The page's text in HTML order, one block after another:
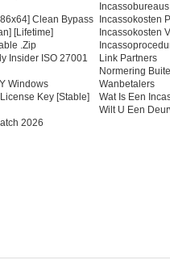
Clean Bypass
[Lifetime]
.zip
Insider ISO 27001
Windows
Key [Stable]
2026
Incassobureaus
Incassokosten
Incassokosten
Link Partners
Normering
Wanbetalers
Wat Is Een
Wilt U Een